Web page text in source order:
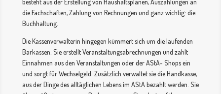
die Fachschaften, Zahlung von Rechnungen und ganz wichtig: die
Buchhaltung.
Die Kassenverwalterin hingegen kümmert sich um die laufenden
Barkassen. Sie erstellt Veranstaltungsabrechnungen und zahlt
Einnahmen aus den Veranstaltungen oder der AStA- Shops ein
und sorgt für Wechselgeld. Zusätzlich verwaltet sie die Handkasse,
aus der Dinge des alltäglichen Lebens im AStA bezahlt werden. Sie